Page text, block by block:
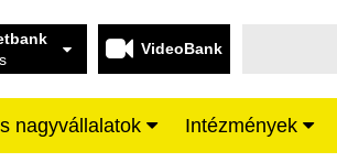
VideoBank
nagyvállalatok Intézmények